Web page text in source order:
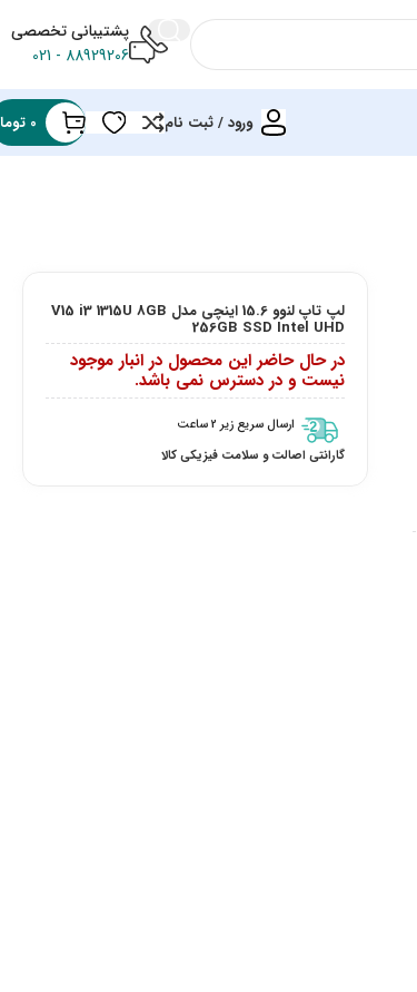
پشتیبانی تخصصی
88929206 - 021
ورود / ثبت نام 0
لپ تاپ لنوو 15.6 اینچی مدل V15 i3 1315U 8GB
256GB SSD Intel UHD
در حال حاضر این محصول در انبار موجود
نیست و در دسترس نمی باشد.
ارسال سریع زیر 2 ساعت
گارانتی اصالت و سلامت فیزیکی کالا